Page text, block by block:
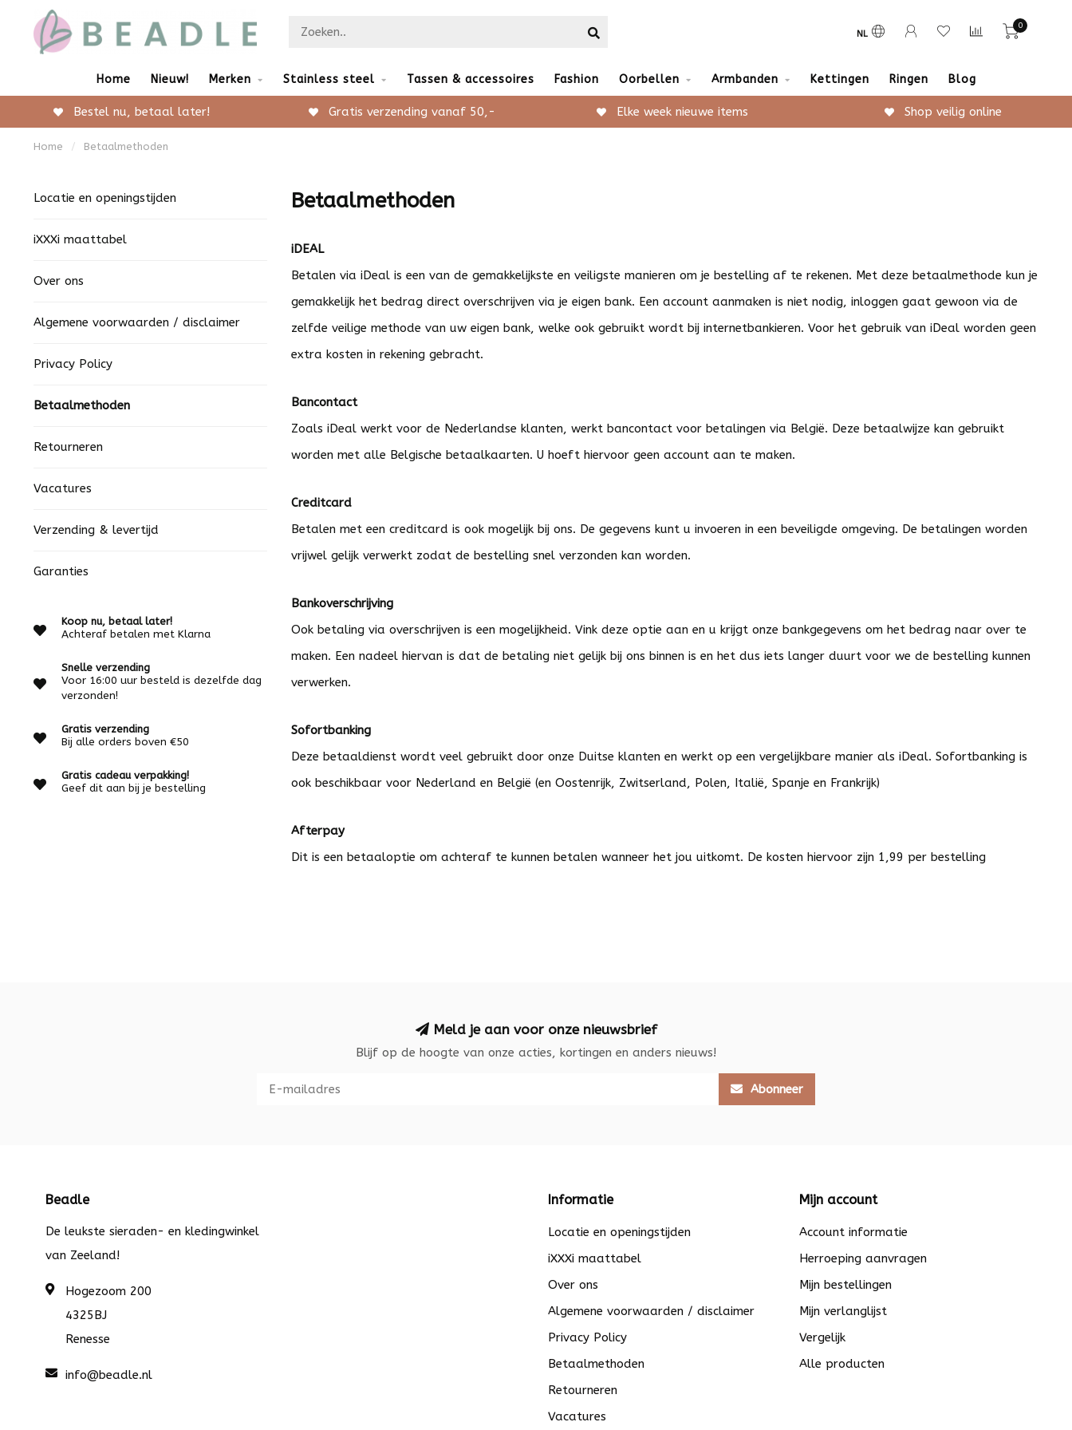
NL
0
Home Nieuw! Merken Stainless steel Tassen & accessoires Fashion Oorbellen Armbanden Kettingen Ringen Blog
Bestel nu, betaal later! Gratis verzending vanaf 50,- Elke week nieuwe items Shop veilig online
Home / Betaalmethoden
Locatie en openingstijden
iXXXi maattabel
Over ons
Algemene voorwaarden / disclaimer
Privacy Policy
Betaalmethoden
Retourneren
Vacatures
Verzending & levertijd
Garanties
Koop nu, betaal later!
Achteraf betalen met Klarna
Snelle verzending
Voor 16:00 uur besteld is dezelfde dag
verzonden!
Gratis verzending
Bij alle orders boven €50
Gratis cadeau verpakking!
Geef dit aan bij je bestelling
Betaalmethoden
iDEAL
Betalen via iDeal is een van de gemakkelijkste en veiligste manieren om je bestelling af te rekenen. Met deze betaalmethode kun je
gemakkelijk het bedrag direct overschrijven via je eigen bank. Een account aanmaken is niet nodig, inloggen gaat gewoon via de
zelfde veilige methode van uw eigen bank, welke ook gebruikt wordt bij internetbankieren. Voor het gebruik van iDeal worden geen
extra kosten in rekening gebracht.
Bancontact
Zoals iDeal werkt voor de Nederlandse klanten, werkt bancontact voor betalingen via België. Deze betaalwijze kan gebruikt
worden met alle Belgische betaalkaarten. U hoeft hiervoor geen account aan te maken.
Creditcard
Betalen met een creditcard is ook mogelijk bij ons. De gegevens kunt u invoeren in een beveiligde omgeving. De betalingen worden
vrijwel gelijk verwerkt zodat de bestelling snel verzonden kan worden.
Bankoverschrijving
Ook betaling via overschrijven is een mogelijkheid. Vink deze optie aan en u krijgt onze bankgegevens om het bedrag naar over te
maken. Een nadeel hiervan is dat de betaling niet gelijk bij ons binnen is en het dus iets langer duurt voor we de bestelling kunnen
verwerken.
Sofortbanking
Deze betaaldienst wordt veel gebruikt door onze Duitse klanten en werkt op een vergelijkbare manier als iDeal. Sofortbanking is
ook beschikbaar voor Nederland en België (en Oostenrijk, Zwitserland, Polen, Italië, Spanje en Frankrijk)
Afterpay
Dit is een betaaloptie om achteraf te kunnen betalen wanneer het jou uitkomt. De kosten hiervoor zijn 1,99 per bestelling
Meld je aan voor onze nieuwsbrief
Blijf op de hoogte van onze acties, kortingen en anders nieuws!
Abonneer
Beadle
De leukste sieraden- en kledingwinkel
van Zeeland!
Hogezoom 200
4325BJ
Renesse
info@beadle.nl
Informatie
Locatie en openingstijden
iXXXi maattabel
Over ons
Algemene voorwaarden / disclaimer
Privacy Policy
Betaalmethoden
Retourneren
Vacatures
Mijn account
Account informatie
Herroeping aanvragen
Mijn bestellingen
Mijn verlanglijst
Vergelijk
Alle producten